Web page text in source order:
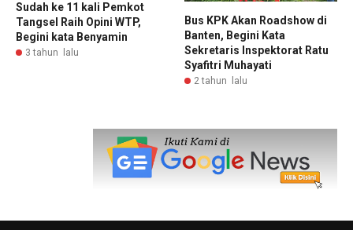
Sudah ke 11 kali Pemkot
Tangsel Raih Opini WTP,
Begini kata Benyamin
3 tahun lalu
Bus KPK Akan Roadshow di
Banten, Begini Kata
Sekretaris Inspektorat Ratu
Syafitri Muhayati
2 tahun lalu